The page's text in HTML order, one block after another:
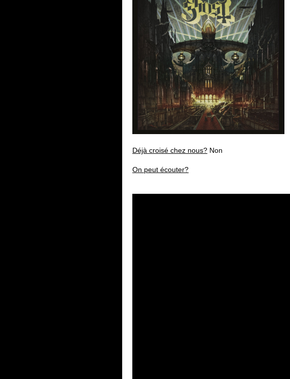
Déjà croisé chez nous? Non
On peut écouter?